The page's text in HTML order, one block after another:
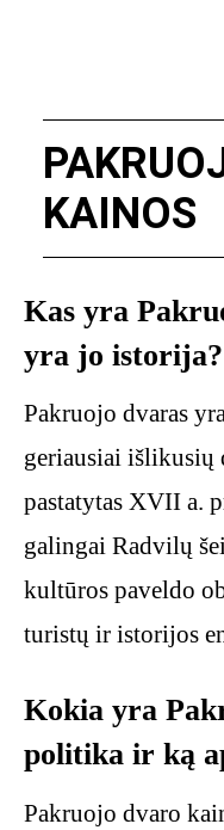
KAINOS
Kas yra
yra jo istorija?
Pakruojo dvaras
geriausiai išlikusių
pastatytas XVII a.
galingai Radvilų
kultūros paveldo
turistų ir istorijos
Kokia yra
politika ir ką
Pakruojo dvaro